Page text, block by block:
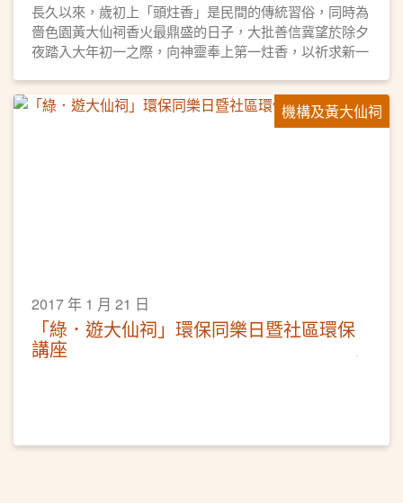
長久以來，歲初上「頭炷香」是民間的傳統習俗，同時為
嗇色園黃大仙祠香火最鼎盛的日子，大批善信冀望於除夕
夜踏入大年初一之際，向神靈奉上第一炷香，以祈求新一
機構及黃大仙祠
2017 年 1 月 21 日
「綠．遊大仙祠」環保同樂日暨社區環保
講座